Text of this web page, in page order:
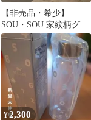
【非売品・希少】
SOU・SOU 家紋柄グラ
ス 3個セット 和モダン
¥2,300